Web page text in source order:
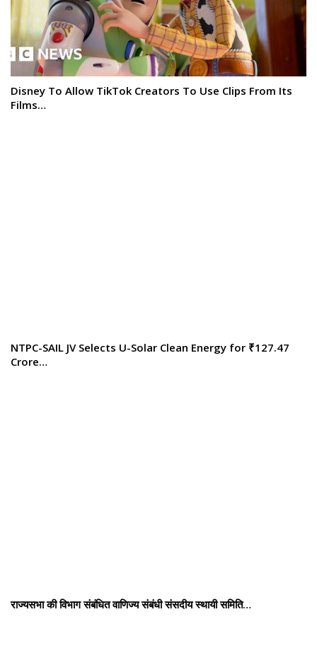
Disney To Allow TikTok Creators To Use Clips From Its
Films…
NTPC-SAIL JV Selects U-Solar Clean Energy for ₹127.47
Crore…
राज्यसभा की विभाग संबंधित वाणिज्य संबंधी संसदीय स्थायी समिति…